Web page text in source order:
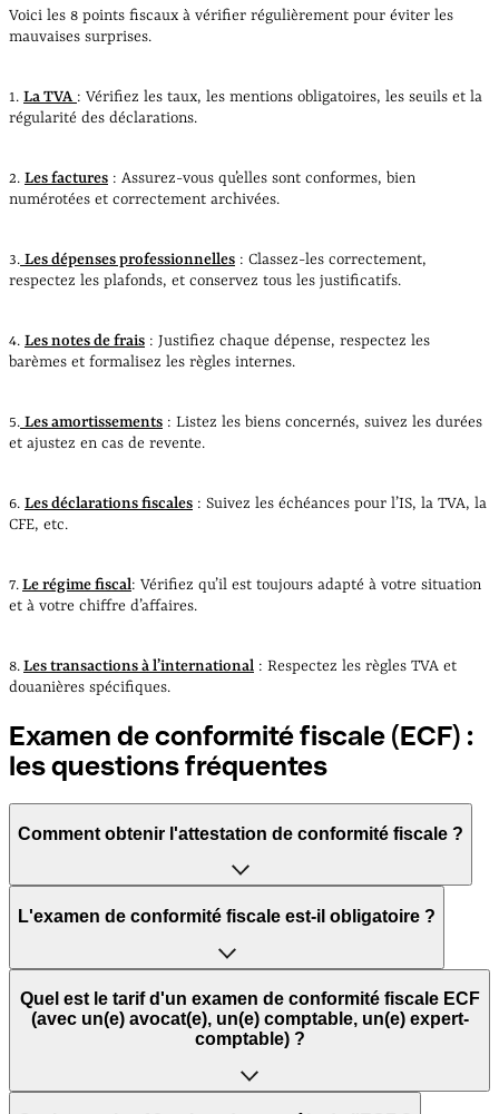
Voici les 8 points fiscaux à vérifier régulièrement pour éviter les
mauvaises surprises.
1. La TVA : Vérifiez les taux, les mentions obligatoires, les seuils et la
régularité des déclarations.
2. Les factures : Assurez-vous qu’elles sont conformes, bien
numérotées et correctement archivées.
3. Les dépenses professionnelles : Classez-les correctement,
respectez les plafonds, et conservez tous les justificatifs.
4. Les notes de frais : Justifiez chaque dépense, respectez les
barèmes et formalisez les règles internes.
5. Les amortissements : Listez les biens concernés, suivez les durées
et ajustez en cas de revente.
6. Les déclarations fiscales : Suivez les échéances pour l’IS, la TVA, la
CFE, etc.
7.Le régime fiscal: Vérifiez qu’il est toujours adapté à votre situation
et à votre chiffre d’affaires.
8.Les transactions à l’international : Respectez les règles TVA et
douanières spécifiques.
Examen de conformité fiscale (ECF) :
les questions fréquentes
Comment obtenir l'attestation de conformité fiscale ?
L’attestation est délivrée à l’issue de l’examen de
habilité (expert-comptable, avocat ou commissaire aux
comptes). Ce document, appelé compte-rendu de mission,
est transmis à l’administration fiscale via une procédure
encadrée. Il atteste que les 10 points de contrôle ont été
vérifiés conformément au cahier des charges officiel. Pour
fournir les éléments comptables requis (liasse fiscale,
L'examen de conformité fiscale est-il obligatoire ?
Non, l’ECF n’est pas obligatoire. Il s’agit d’une démarche
volontaire, ouverte à toute entreprise soumise à un régime
réel d’imposition. L’intérêt principal est de sécuriser votre
Quel est le tarif d'un examen de conformité fiscale ECF
(avec un(e) avocat(e), un(e) comptable, un(e) expert-
comptable) ?